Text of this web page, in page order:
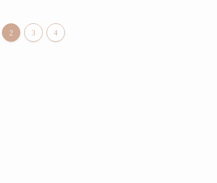
2 3 4